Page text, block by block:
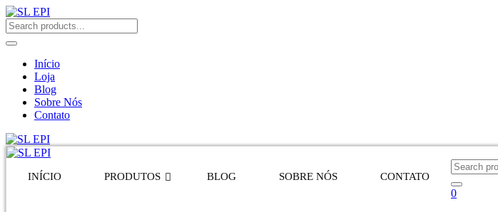
Início
Loja
Blog
Sobre Nós
Contato
INÍCIO PRODUTOS BLOG SOBRE NÓS CONTATO
0